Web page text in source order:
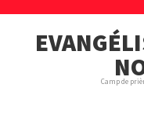
Camp de